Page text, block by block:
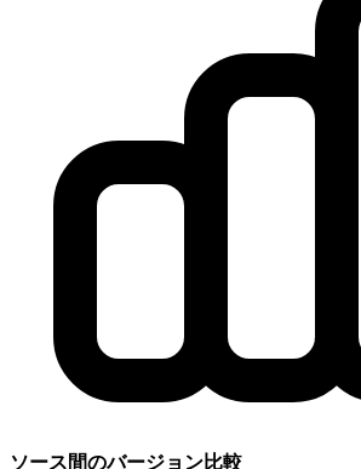
ソース間のバージョン比較